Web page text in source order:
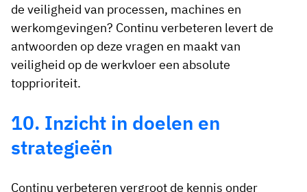
de veiligheid van processen, machines en
werkomgevingen? Continu verbeteren levert de
antwoorden op deze vragen en maakt van
veiligheid op de werkvloer een absolute
topprioriteit.
10. Inzicht in doelen en
strategieën
Continu verbeteren vergroot de kennis onder